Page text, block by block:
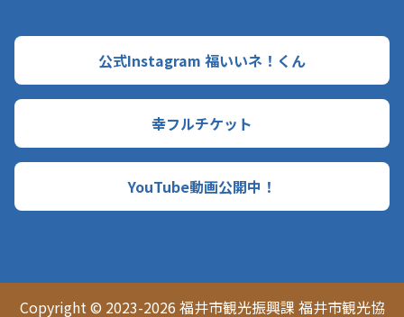
公式Instagram 福いいネ！くん
幸フルチケット
YouTube動画公開中！
Copyright © 2023-2026 福井市観光振興課 福井市観光協